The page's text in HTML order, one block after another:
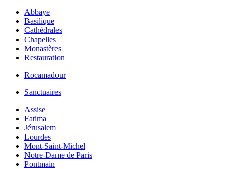
Abbaye
Basilique
Cathédrales
Chapelles
Monastères
Restauration
Rocamadour
Sanctuaires
Assise
Fatima
Jérusalem
Lourdes
Mont-Saint-Michel
Notre-Dame de Paris
Pontmain